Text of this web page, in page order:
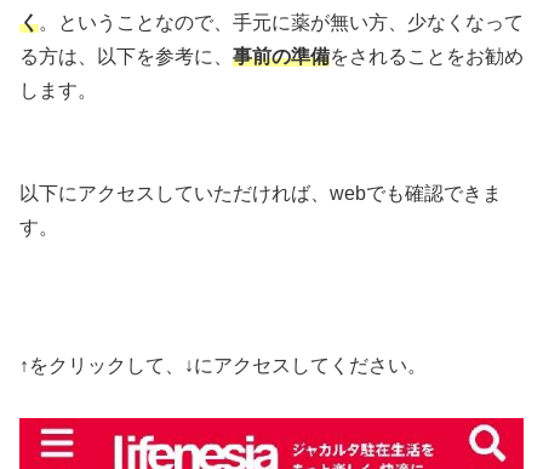
く。ということなので、手元に薬が無い方、少なくなって
る方は、以下を参考に、 事前の準備をされることをお勧め
します。
以下にアクセスしていただければ、webでも確認できま
す。
↑をクリックして、↓にアクセスしてください。